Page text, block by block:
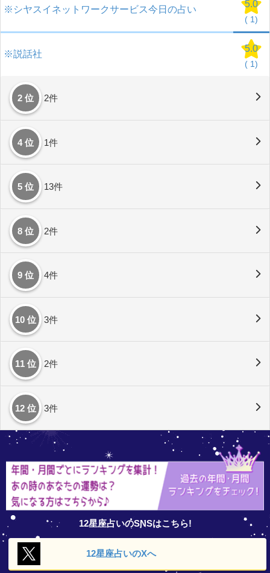
※シヤスイネットワークサービス今日の占い
5.0
( 1)
※説話社
5.0
( 1)
2 位 2件
4 位 1件
5 位 13件
8 位 2件
9 位 4件
10 位 3件
11 位 2件
12 位 3件
12星座占いのSNSはこちら!
12星座占いのXへ